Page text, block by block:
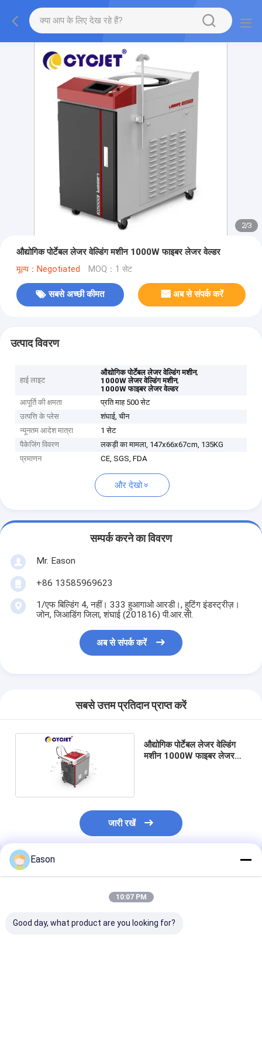
2/3
औद्योगिक पोर्टेबल लेजर वेल्डिंग मशीन 1000W फाइबर लेजर वेल्डर
मूल्य：Negotiated MOQ：1 सेट
सबसे अच्छी कीमत अब से संपर्क करें
उत्पाद विवरण
हाई लाइट
औद्योगिक पोर्टेबल लेजर वेल्डिंग मशीन,
1000W लेजर वेल्डिंग मशीन,
1000W फाइबर लेजर वेल्डर
आपूर्ति की क्षमता
प्रति माह 500 सेट
उत्पत्ति के प्लेस
शंघाई, चीन
न्यूनतम आदेश मात्रा
1 सेट
पैकेजिंग विवरण
लकड़ी का मामला, 147x66x67cm, 135KG
प्रमाणन
CE, SGS, FDA
और देखो
सम्पर्क करने का विवरण
Mr. Eason
+86 13585969623
1/एफ बिल्डिंग 4, नहीं। 333 हुआगाओ आरडी।, हुटिंग इंडस्ट्रीज़।
जोन, जिआडिंग जिला, शंघाई (201816) पी.आर.सी.
अब से संपर्क करें
सबसे उत्तम प्रतिदान प्राप्त करें
औद्योगिक पोर्टेबल लेजर वेल्डिंग
मशीन 1000W फाइबर लेजर
जारी रखें
अनुशंसित उत्पाद
Eason
10:07 PM
Good day, what product are you looking for?